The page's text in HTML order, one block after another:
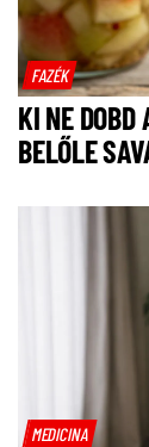
FAZÉK
KI NE DOBD
BELŐLE
MEDICINA